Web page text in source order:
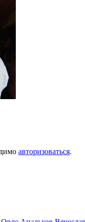
авторизоваться.